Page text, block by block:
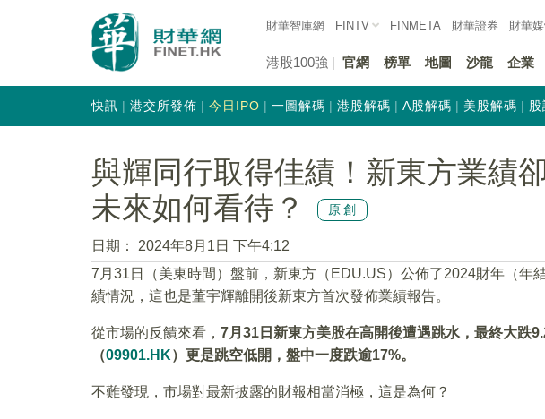
財華智庫網 FINTV FINMETA 財華證券 財華
港股100強 官網 榜單 地圖 沙龍 企業
快訊 港交所發佈 今日IPO 一圖解碼 港股解碼 A股解碼 美股解碼 股
與輝同行取得佳績！新東方業績
未來如何看待？
原創
日期：
2024年8月1日 下午4:12
7月31日（美東時間）盤前，新東方（EDU.US）公佈了2024財年（年
績情況，這也是董宇輝離開後新東方首次發佈業績報告。
從市場的反饋來看， 7月31日新東方美股在高開後遭遇跳水，最終大跌
（09901.HK）更是跳空低開，盤中一度跌逾17%。
不難發現，市場對最新披露的財報相當消極，這是為何？